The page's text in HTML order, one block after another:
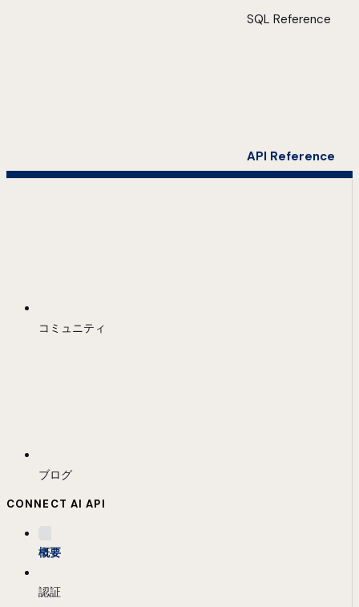
SQL Reference
API Reference
コミュニティ
ブログ
CONNECT AI API
概要
認証